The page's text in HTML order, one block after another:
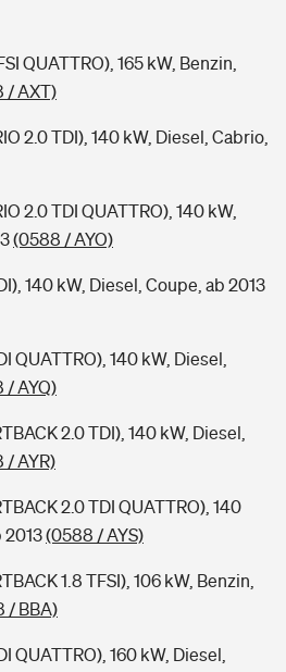
QUATTRO), 165 kW, Benzin,
/ AXT)
2.0 TDI), 140 kW, Diesel, Cabrio,
2.0 TDI QUATTRO), 140 kW,
(0588 / AYO)
140 kW, Diesel, Coupe, ab 2013
QUATTRO), 140 kW, Diesel,
/ AYQ)
2.0 TDI), 140 kW, Diesel,
/ AYR)
2.0 TDI QUATTRO), 140
2013(0588 / AYS)
1.8 TFSI), 106 kW, Benzin,
/ BBA)
QUATTRO), 160 kW, Diesel,